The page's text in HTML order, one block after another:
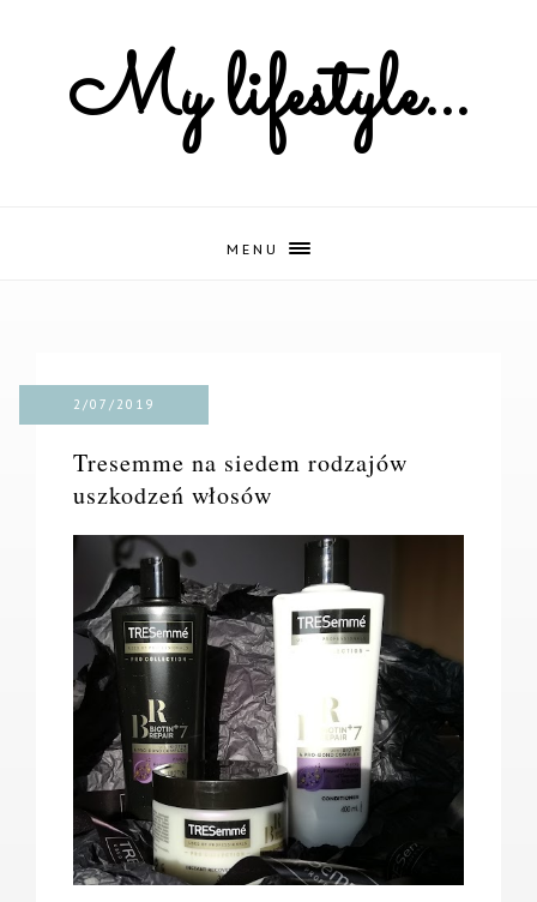
My lifestyle...
MENU
2/07/2019
Tresemme na siedem rodzajów
uszkodzeń włosów